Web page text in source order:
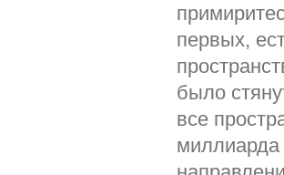
первых,
было
все
миллиарда